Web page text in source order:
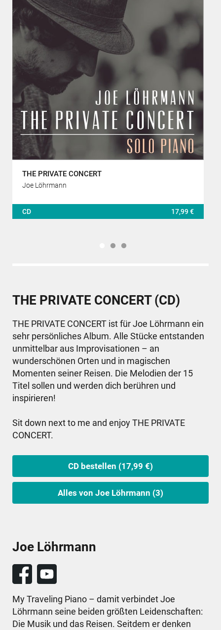
THE PRIVATE CONCERT
Joe Löhrmann
CD 17,99 €
THE PRIVATE CONCERT (CD)
THE PRIVATE CONCERT ist für Joe Löhrmann ein
sehr persönliches Album. Alle Stücke entstanden
unmittelbar aus Improvisationen – an
wunderschönen Orten und in magischen
Momenten seiner Reisen. Die Melodien der 15
Titel sollen und werden dich berühren und
inspirieren!
Sit down next to me and enjoy THE PRIVATE
CONCERT.
CD bestellen (17,99 €)
Alles von Joe Löhrmann (3)
Joe Löhrmann
My Traveling Piano – damit verbindet Joe
Löhrmann seine beiden größten Leidenschaften:
Die Musik und das Reisen. Seitdem er denken